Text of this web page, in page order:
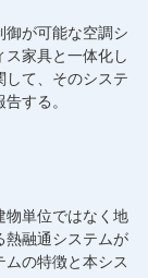
御が可能な空調シ
ス家具と一体化し
して、そのシステ
する。
物単位ではなく地
熱融通システムが
の特徴と本シス